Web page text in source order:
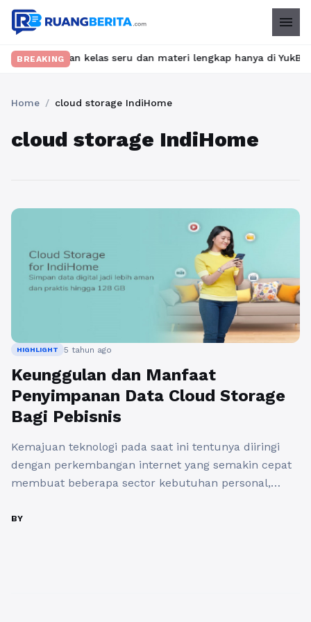
menu
BREAKINGkelas seru dan materi lengkap hanya di
Home / cloud storage IndiHome
cloud storage IndiHome
HIGHLIGHT 5 tahun ago
Keunggulan dan Manfaat
Penyimpanan Data Cloud Storage
Bagi Pebisnis
Kemajuan teknologi pada saat ini tentunya diiringi
dengan perkembangan internet yang semakin cepat
membuat beberapa sector kebutuhan personal,
menyesuaikannya. Dan salah satu inovasi yang saat
BY